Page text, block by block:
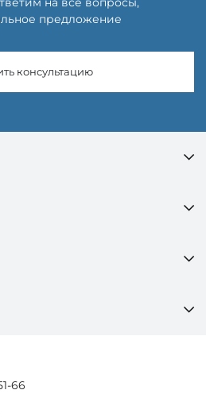
предложение
консультацию
66